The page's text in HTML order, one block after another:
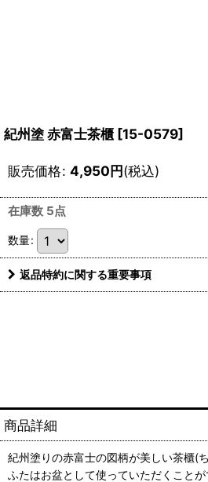
紀州塗 赤富士茶櫃 [15-0579]
販売価格: 4,950円(税込)
在庫数 5点
数量:
返品特約に関する重要事項
商品詳細
紀州塗りの赤富士の図柄が美しい茶櫃(
ふたはお盆として使っていただくこと